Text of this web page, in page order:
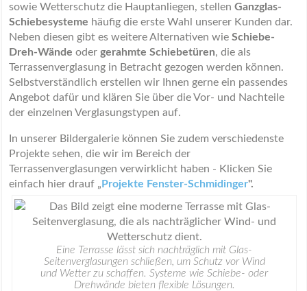
sowie Wetterschutz die Hauptanliegen, stellen Ganzglas-
Schiebesysteme häufig die erste Wahl unserer Kunden dar.
Neben diesen gibt es weitere Alternativen wie Schiebe-
Dreh-Wände oder gerahmte Schiebetüren, die als
Terrassenverglasung in Betracht gezogen werden können.
Selbstverständlich erstellen wir Ihnen gerne ein passendes
Angebot dafür und klären Sie über die Vor- und Nachteile
der einzelnen Verglasungstypen auf.
In unserer Bildergalerie können Sie zudem verschiedenste
Projekte sehen, die wir im Bereich der
Terrassenverglasungen verwirklicht haben - Klicken Sie
einfach hier drauf „ Projekte Fenster-Schmidinger".
Eine Terrasse lässt sich nachträglich mit Glas-
Seitenverglasungen schließen, um Schutz vor Wind
und Wetter zu schaffen. Systeme wie Schiebe- oder
Drehwände bieten flexible Lösungen.